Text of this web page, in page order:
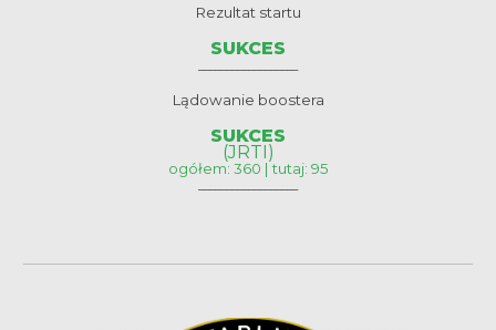
Rezultat startu
SUKCES
Lądowanie boostera
SUKCES
(JRTI)
ogółem: 360 | tutaj: 95